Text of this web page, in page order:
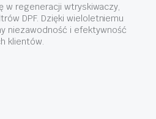
w regeneracji wtryskiwaczy,
DPF. Dzięki wieloletniemu
niezawodność i efektywność
klientów.